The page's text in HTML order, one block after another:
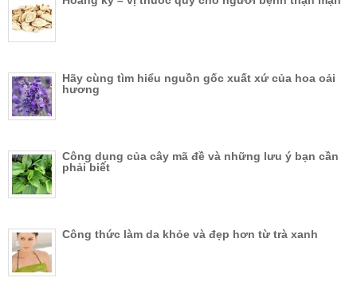
Hãy cùng tìm hiểu nguồn gốc xuất xứ của hoa oải
hương
Công dụng của cây mã đề và những lưu ý bạn cần
phải biết
Công thức làm da khỏe và đẹp hơn từ trà xanh